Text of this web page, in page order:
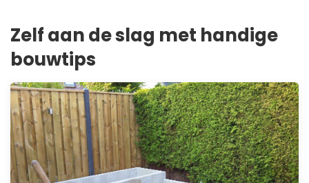
Zelf aan de slag met handige
bouwtips